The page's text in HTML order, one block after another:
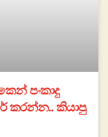
පංකාදු
කරන්න.. කියාපු